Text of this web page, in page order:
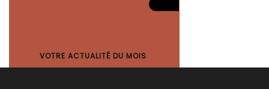
VOTRE ACTUALITÉ DU MOIS